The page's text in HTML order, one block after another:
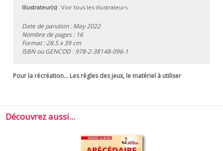
Illustrateur(s): Voir tous les illustrateurs
Date de parution : May 2022
Nombre de pages : 16
Format : 28.5 x 39 cm
ISBN ou GENCOD :978-2-38148-096-1
Pour la récréation... Les règles des jeux, le matériel à utiliser
Découvrez aussi...